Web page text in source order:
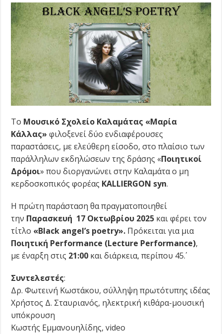
Το Μουσικό Σχολείο Καλαμάτας «Μαρία
Κάλλας» φιλοξενεί δύο ενδιαφέρουσες
παραστάσεις, με ελεύθερη είσοδο, στο πλαίσιο των
παράλληλων εκδηλώσεων της δράσης «Ποιητικοί
Δρόμοι» που διοργανώνει στην Καλαμάτα ο μη
κερδοσκοπικός φορέας KALLIERGON syn.
Η πρώτη παράσταση θα πραγματοποιηθεί
την Παρασκευή 17 Οκτωβρίου 2025 και φέρει τον
τίτλο «Black angel’s poetry». Πρόκειται για μια
Ποιητική Performance (Lecture Performance),
με έναρξη στις 21:00 και διάρκεια, περίπου 45΄.
Συντελεστές:
Δρ. Φωτεινή Κωστάκου, σύλληψη πρωτότυπης ιδέας
Χρήστος Δ. Σταυριανός, ηλεκτρική κιθάρα-μουσική
υπόκρουση
Κωστής Εμμανουηλίδης, video